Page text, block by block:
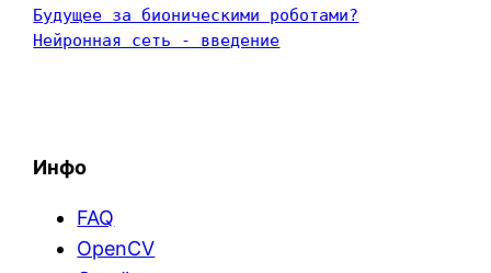
Будущее за бионическими роботами?
Нейронная сеть - введение
Инфо
FAQ
OpenCV